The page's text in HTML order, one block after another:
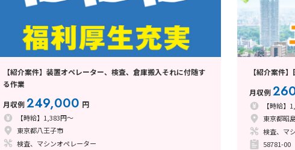
【紹介案件】装置オペレーター、検査、倉庫搬入それに付随す
る作業
月収例249,000 円
【時給】1,383円～
東京都八王子市
検査、マシンオペレーター
【紹介案件
月収例
【時給】
東京都昭
検査、マ
58781-00